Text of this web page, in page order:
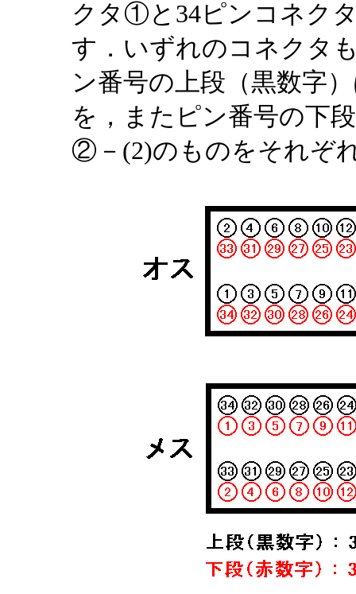
クタ①と34ピンコネク
す．いずれのコネクタ
ン番号の上段（黒数字
を，またピン番号の下
②－(2)のものをそれぞ